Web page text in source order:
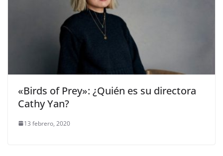
«Birds of Prey»: ¿Quién es su directora
Cathy Yan?
13 febrero, 2020